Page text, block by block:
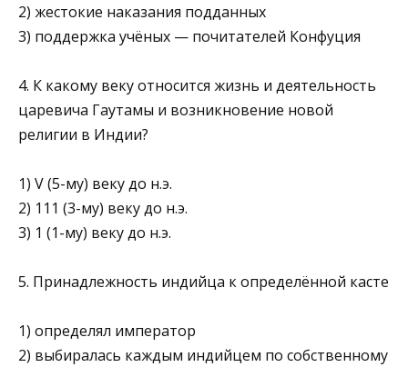
2) жестокие наказания подданных
3) поддержка учёных — почитателей Конфуция
4. К какому веку относится жизнь и деятельность
царевича Гаутамы и возникновение новой
религии в Индии?
1) V (5-му) веку до н.э.
2) 111 (3-му) веку до н.э.
3) 1 (1-му) веку до н.э.
5. Принадлежность индийца к определённой касте
1) определял император
2) выбиралась каждым индийцем по собственному